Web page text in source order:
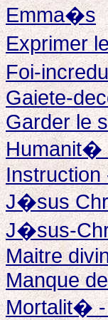
Emma�s
Exprimer
Foi-
Gaiete-
Garder le
Humanit�
Instruction
J�sus
J�sus-
Maitre
Manque
Mortalit�